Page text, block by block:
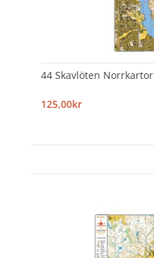
44 Skavlöten Norrkartor
125,00kr